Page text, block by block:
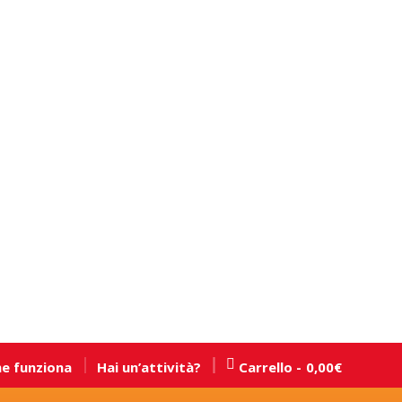
funziona Hai un’attività? Carrello 0,00€